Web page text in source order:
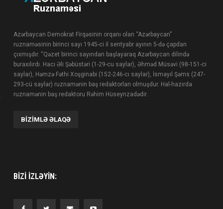
Azərbaycan Demokrat Firqəsinin orqanı olan “Azərbaycan”
ruznaməsinin birinci sayı 1945-ci il sentyabr ayının 5-də çapdan
çıxmışdır. “Qəzet birinci sayından başlayaraq Azərbaycan dilində
buraxılırdı. Hacı Əli Şəbüstəri (1-29-cu saylar), Əhməd Müsəvi (98-151-ci
saylar), Həmzə Fəthi Xoşginabi (152-246-cı saylar), İsmayıl Şəms (247-
293-cü saylar) ruznamənin baş redaktorları olmuşdur. Hal-hazırda
ruznamənin baş redaktoru Rəhim Hüseynzadədir.
BIZIMLƏ ƏLAQƏ
BIZI IZLƏYIN: